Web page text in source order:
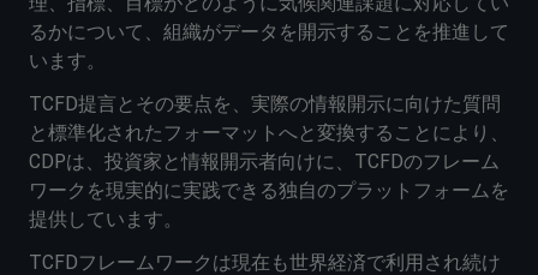
るかについて、組織がデータを開示することを推進して
います。
TCFD提言とその要点を、実際の情報開示に向けた質問
と標準化されたフォーマットへと変換することにより、
CDPは、投資家と情報開示者向けに、TCFDのフレーム
ワークを現実的に実践できる独自のプラットフォームを
提供しています。
TCFDフレームワークは現在も世界経済で利用され続け